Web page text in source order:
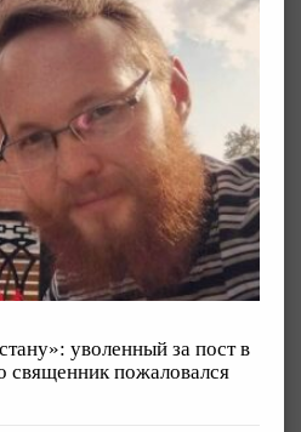
уволенный за пост в
священник пожаловался